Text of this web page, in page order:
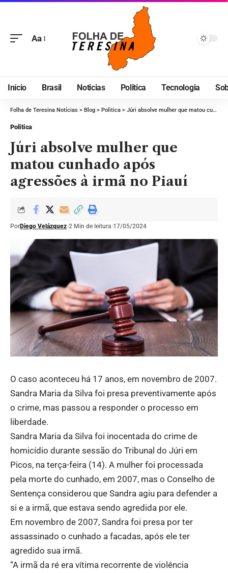
Aa
Início Brasil Noticias Politica Tecnologia
Folha de Teresina Notícias > Blog > Politica > Júri absolve mulher que matou cunhado após agressões à irmã no Piauí
Politica
Júri absolve mulher que
matou cunhado após
agressões à irmã no Piauí
PorDiego Velázquez 2 Min de leitura 17/05/2024
O caso aconteceu há 17 anos, em novembro de 2007.
Sandra Maria da Silva foi presa preventivamente após
o crime, mas passou a responder o processo em
liberdade.
Sandra Maria da Silva foi inocentada do crime de
homicídio durante sessão do Tribunal do Júri em
Picos, na terça-feira (14). A mulher foi processada
pela morte do cunhado, em 2007, mas o Conselho de
Sentença considerou que Sandra agiu para defender a
si e a irmã, que estava sendo agredida por ele.
Em novembro de 2007, Sandra foi presa por ter
assassinado o cunhado a facadas, após ele ter
agredido sua irmã.
“A irmã da ré era vítima recorrente de violência